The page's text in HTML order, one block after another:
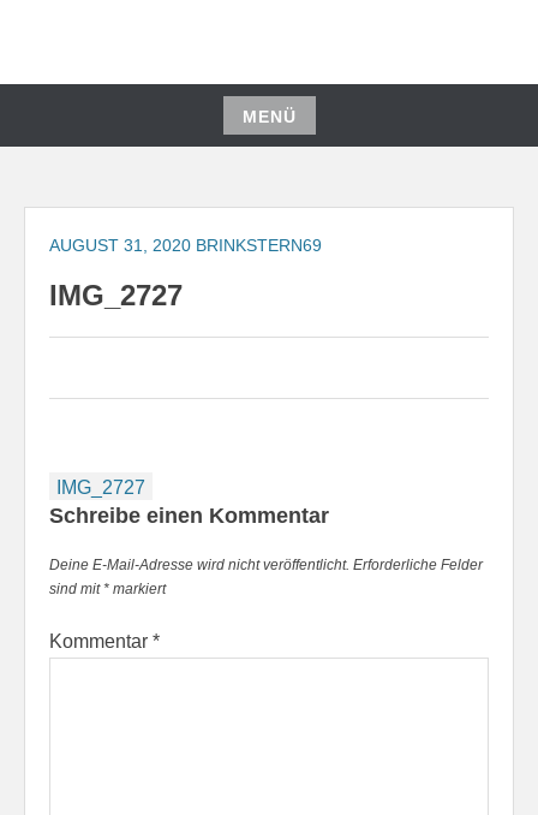
springen
MENÜ
Zum
springen
AUGUST 31, 2020 BRINKSTERN69
IMG_2727
Beitragsnavigation
IMG_2727
Schreibe einen Kommentar
Deine E-Mail-Adresse wird nicht veröffentlicht. Erforderliche Felder
sind mit* markiert
Kommentar *